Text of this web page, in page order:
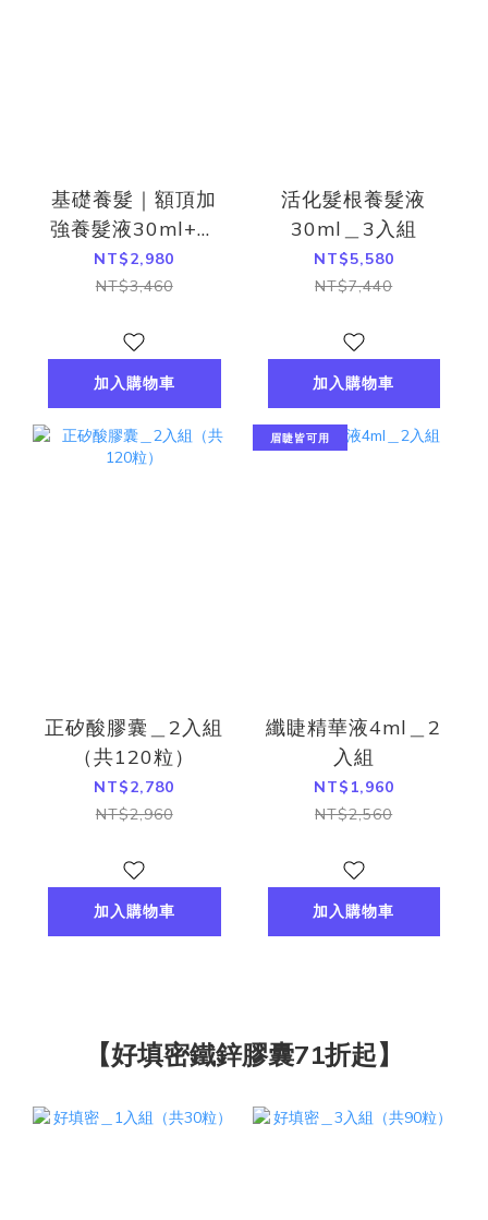
基礎養髮｜額頂加
強養髮液30ml+正
矽酸補充包(30粒)
NT$2,980
NT$3,460
加入購物車
活化髮根養髮液
30ml＿3入組
NT$5,580
NT$7,440
加入購物車
正矽酸膠囊＿2入組
（共120粒）
NT$2,780
NT$2,960
加入購物車
眉睫皆可用
纖睫精華液4ml＿2
入組
NT$1,960
NT$2,560
加入購物車
【好填密鐵鋅膠囊71折起】